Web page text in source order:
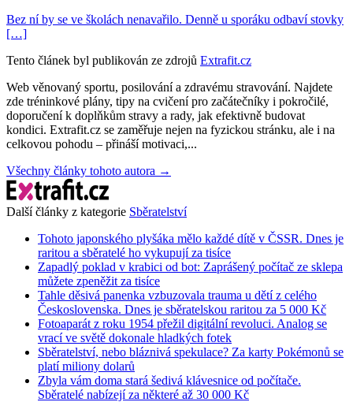
Bez ní by se ve školách nenavařilo. Denně u sporáku odbaví stovky
[…]
Tento článek byl publikován ze zdrojů Extrafit.cz
Web věnovaný sportu, posilování a zdravému stravování. Najdete
zde tréninkové plány, tipy na cvičení pro začátečníky i pokročilé,
doporučení k doplňkům stravy a rady, jak efektivně budovat
kondici. Extrafit.cz se zaměřuje nejen na fyzickou stránku, ale i na
celkovou pohodu – přináší motivaci,...
Všechny články tohoto autora →
Další články z kategorie Sběratelství
Tohoto japonského plyšáka mělo každé dítě v ČSSR. Dnes je
raritou a sběratelé ho vykupují za tisíce
Zapadlý poklad v krabici od bot: Zaprášený počítač ze sklepa
můžete zpeněžit za tisíce
Tahle děsivá panenka vzbuzovala trauma u dětí z celého
Československa. Dnes je sběratelskou raritou za 5 000 Kč
Fotoaparát z roku 1954 přežil digitální revoluci. Analog se
vrací ve světě dokonale hladkých fotek
Sběratelství, nebo bláznivá spekulace? Za karty Pokémonů se
platí miliony dolarů
Zbyla vám doma stará šedivá klávesnice od počítače.
Sběratelé nabízejí za některé až 30 000 Kč